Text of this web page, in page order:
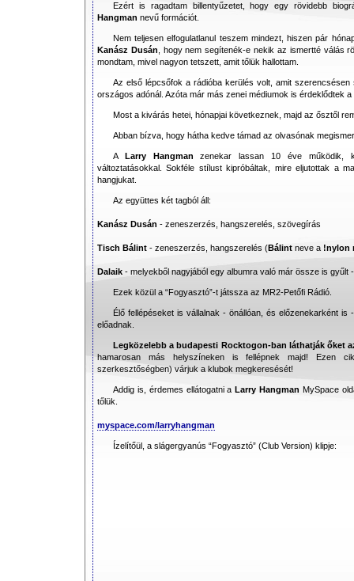
Ezért is ragadtam billentyűzetet, hogy egy rövidebb
Hangman nevű formációt.
Nem teljesen elfogulatlanul teszem mindezt, hiszen pár
Kanász Dusán , hogy nem segítenék-e nekik az ismertté válás
mondtam, mivel nagyon tetszett, amit tőlük hallottam.
Az első lépcsőfok a rádióba kerülés volt, amit
országos adónál. Azóta már más zenei médiumok is érdeklődtek a
Most a kivárás hetei, hónapjai következnek, majd az ősztől
Abban bízva, hogy hátha kedve támad az olvasónak
A Larry Hangman zenekar lassan 10 éve működik,
változtatásokkal. Sokféle stílust kipróbáltak, mire eljutottak a
hangjukat.
Az együttes két tagból áll:
Kanász Dusán - zeneszerzés, hangszerelés, szövegírás
Tisch Bálint - zeneszerzés, hangszerelés (Bálint neve a !nylon
Dalaik - melyekből nagyjából egy albumra való már össze is gyűlt
Ezek közül a “Fogyasztó”-t játssza az MR2-Petőfi Rádió.
Élő fellépéseket is vállalnak - önállóan, és előzenekarként
előadnak.
Legközelebb a budapesti Rocktogon-ban láthatják őket
hamarosan más helyszíneken is fellépnek majd! Ezen
szerkesztőségben) várjuk a klubok megkeresését!
Addig is, érdemes ellátogatni aLarry Hangman MySpace
tőlük.
myspace.com/larryhangman
Ízelítőül, a slágergyanús “Fogyasztó” (Club Version) klipje: